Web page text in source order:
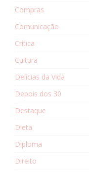
Compras
Comunicação
Crítica
Cultura
Delícias da Vida
Depois dos 30
Destaque
Dieta
Diploma
Direito